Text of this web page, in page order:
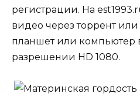
регистрации. На
видео через торрент
планшет или компьютер
разрешении HD 1080.